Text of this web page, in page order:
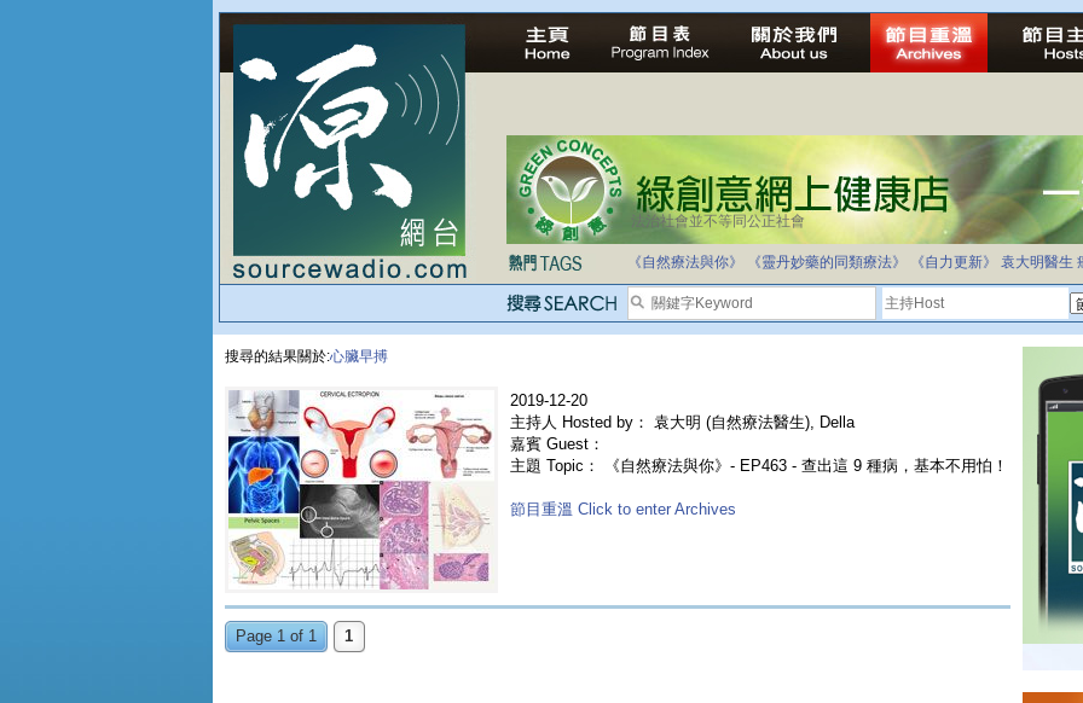
法治社會並不等同公正社會
《自然療法與你》 《靈丹妙藥的同類療法》 《自力更新》 袁大明醫生
搜尋的結果關於:心臟早搏
2019-12-20
主持人 Hosted by： 袁大明 (自然療法醫生), Della
嘉賓 Guest：
主題 Topic： 《自然療法與你》- EP463 - 查出這 9 種病，基本不用怕！
節目重溫 Click to enter Archives
Page 1 of 1 1